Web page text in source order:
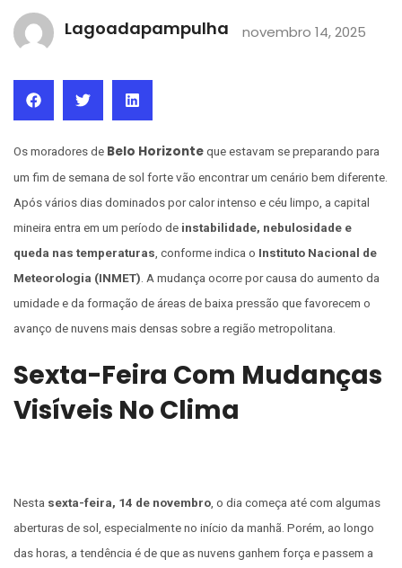
Lagoadapampulha novembro 14, 2025
Os moradores de Belo Horizonteque estavam se preparando para
um fim de semana de sol forte vão encontrar um cenário bem diferente.
Após vários dias dominados por calor intenso e céu limpo, a capital
mineira entra em um período de instabilidade, nebulosidade e
queda nas temperaturas , conforme indica o Instituto Nacional de
Meteorologia (INMET) . A mudança ocorre por causa do aumento da
umidade e da formação de áreas de baixa pressão que favorecem o
avanço de nuvens mais densas sobre a região metropolitana.
Sexta-Feira Com Mudanças
Visíveis No Clima
Nesta sexta-feira, 14 de novembro, o dia começa até com algumas
aberturas de sol, especialmente no início da manhã. Porém, ao longo
das horas, a tendência é de que as nuvens ganhem força e passem a